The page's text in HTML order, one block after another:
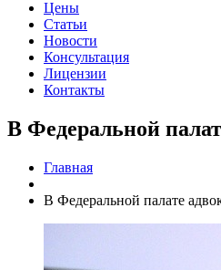
Цены
Статьи
Новости
Консультация
Лицензии
Контакты
В Федеральной
Главная
В Федеральной палате